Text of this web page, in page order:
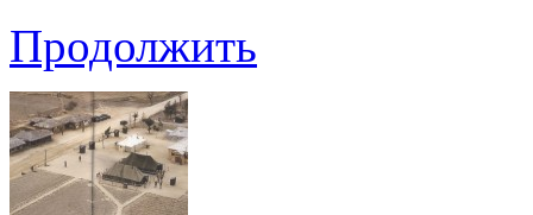
Продолжить